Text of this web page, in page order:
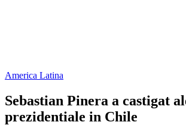
America Latina
Sebastian Pinera a castigat
prezidentiale in Chile